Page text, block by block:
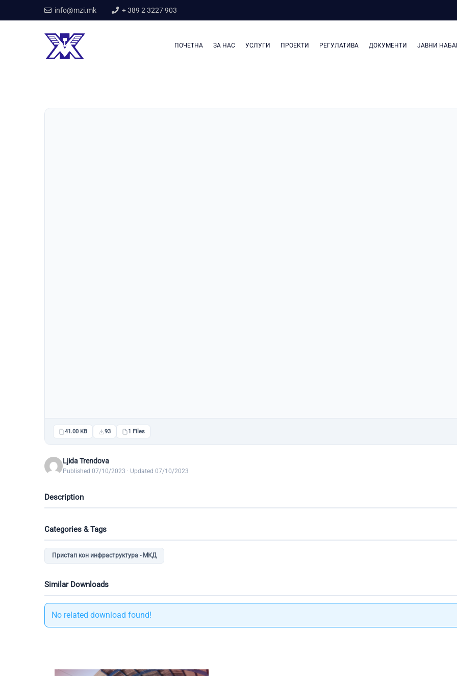
info@mzi.mk + 389 2 3227 903
ПОЧЕТНА ЗА НАС УСЛУГИ ПРОЕКТИ РЕГУЛАТИВА ДОКУМЕНТИ ЈАВНИ
41.00 KB 93 1 Files
Ljida Trendova
Published 07/10/2023 · Updated 07/10/2023
Description
Categories & Tags
Пристап кон инфраструктура - МКД
Similar Downloads
No related download found!